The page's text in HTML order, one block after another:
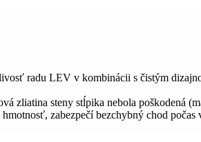
radu LEV v kombinácii s čistým
zliatina steny stĺpika nebola poškodená
zabezpečí bezchybný chod počas